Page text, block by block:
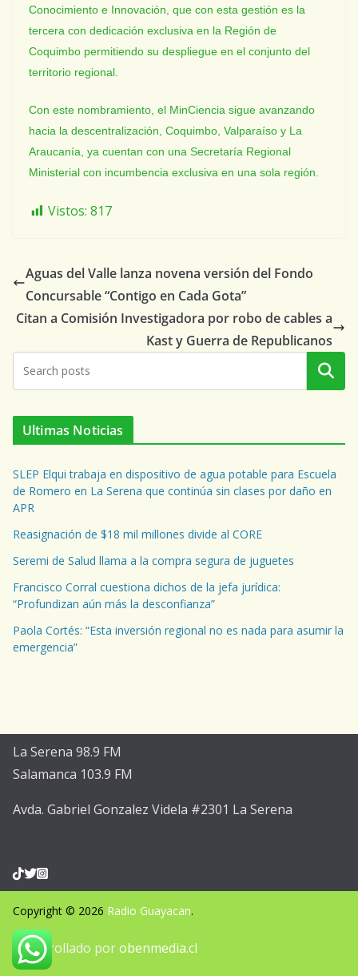
Conocimiento e Innovación, que con esta gestión es la
tercera con dedicación exclusiva en la Región de
Coquimbo permitiendo su despliegue en el conjunto del
territorio regional.
Con este nombramiento, el MinCiencia sigue avanzando
hacia la descentralización, Coquimbo, Valparaíso y La
Araucanía, ya cuentan con una Secretaría Regional
Ministerial con incumbencia exclusiva en una sola región.
Vistos: 817
Aguas del Valle lanza novena versión del Fondo
Concursable “Contigo en Cada Gota”
Citan a Comisión Investigadora por robo de cables a
Kast y Guerra de Republicanos
Buscar
Ultimas Noticias
SLEP Elqui trabaja en dispositivo de agua potable para Escuela
de Romero en La Serena que continúa sin clases por daño en
APR
Reasignación de $18 mil millones divide al CORE
Seremi de Salud llama a la compra segura de juguetes
Francisco Corral cuestiona dichos de la jefa jurídica:
“Profundizan aún más la desconfianza”
Paola Cortés: “Esta inversión regional no es nada para asumir la
emergencia”
La Serena 98.9 FM
Salamanca 103.9 FM
Avda. Gabriel Gonzalez Videla #2301 La Serena
Copyright © 2026 Radio Guayacan.
Desarrollado porobenmedia.cl